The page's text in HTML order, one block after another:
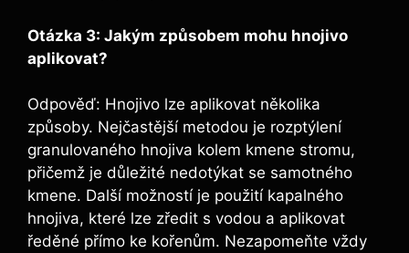
Otázka ‌3: Jakým‍ způsobem⁣ mohu hnojivo
aplikovat?
Odpověď: Hnojivo lze⁤ aplikovat několika
způsoby. Nejčastější metodou je ⁢rozptýlení
granulovaného hnojiva​ kolem ⁤kmene stromu,
přičemž je důležité nedotýkat se samotného‌
kmene. Další možností ‌je použití kapalného
hnojiva,⁣ které lze zředit‍ s​ vodou ⁢a​ aplikovat
ředěné přímo ke kořenům.⁣ Nezapomeňte vždy